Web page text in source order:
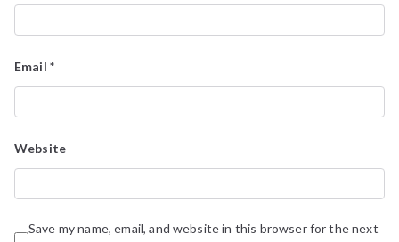
Email *
Website
Save my name, email, and website in this browser for the next